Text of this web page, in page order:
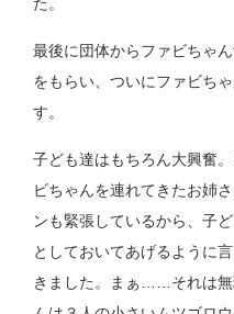
最後に団体からファビちゃ
をもらい、ついにファビち
す。
子ども達はもちろん大興奮
ビちゃんを連れてきたお姉
ンも緊張しているから、子
としておいてあげるように
きました。まぁ……それは無